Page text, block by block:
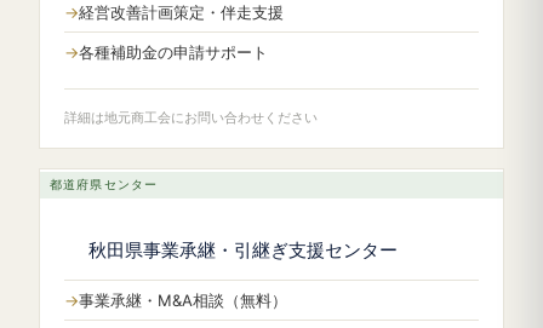
経営改善計画策定・伴走支援
各種補助金の申請サポート
詳細は地元商工会にお問い合わせください
都道府県センター
秋田県事業承継・引継ぎ支援センター
事業承継・M&A相談（無料）